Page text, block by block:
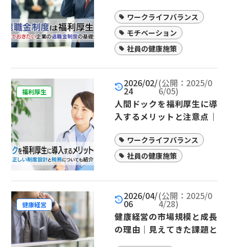
ワークライフバランス
モチベーション
社員の健康施策
福利厚生
2026/02/
24
(公開：2025/0
6/05)
人間ドックを福利厚生に導
入するメリットと注意点｜
いても紹介
ワークライフバランス
社員の健康施策
健康経営
2026/04/
06
(公開：2025/0
4/28)
健康経営の市場規模と成長
の理由｜見えてきた課題と